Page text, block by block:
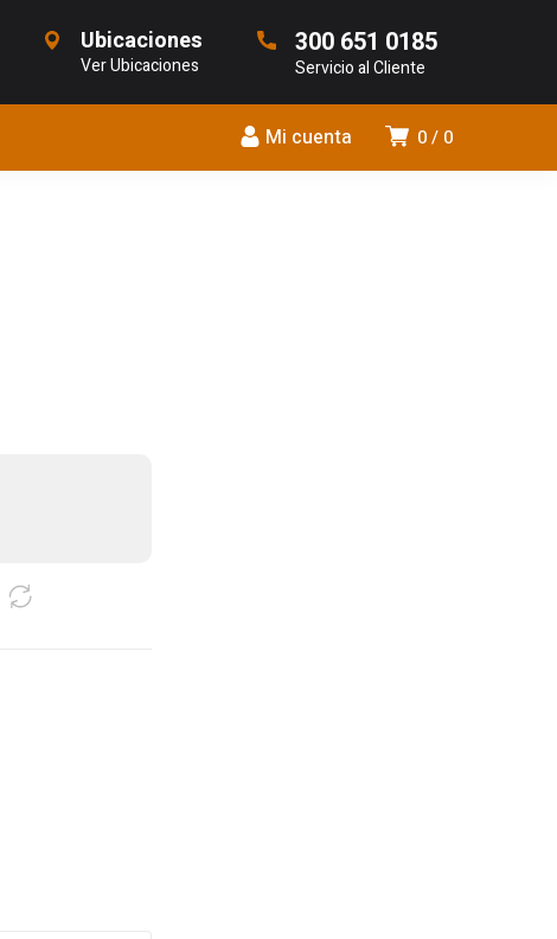
Ubicaciones
Ver Ubicaciones
300 651 0185
Servicio al Cliente
0 0
Mi cuenta